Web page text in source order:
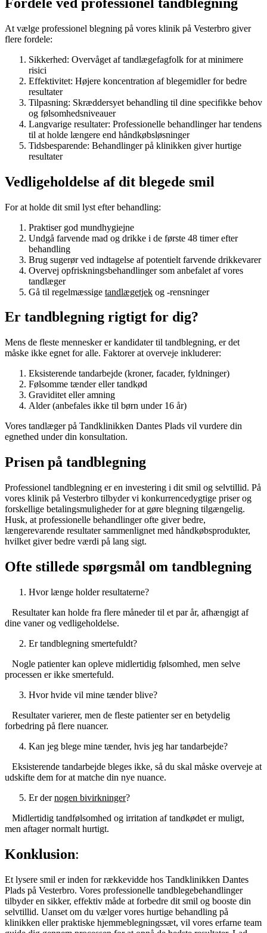
At vælge professionel blegning på vores klinik på Vesterbro giver
flere fordele:
Sikkerhed: Overvåget af tandlægefagfolk for at minimere
risici
Effektivitet: Højere koncentration af blegemidler for bedre
resultater
Tilpasning: Skræddersyet behandling til dine specifikke behov
og følsomhedsniveauer
Langvarige resultater: Professionelle behandlinger har tendens
til at holde længere end håndkøbsløsninger
Tidsbesparende: Behandlinger på klinikken giver hurtige
resultater
Vedligeholdelse af dit blegede smil
For at holde dit smil lyst efter behandling:
Praktiser god mundhygiejne
Undgå farvende mad og drikke i de første 48 timer efter
behandling
Brug sugerør ved indtagelse af potentielt farvende drikkevarer
Overvej opfriskningsbehandlinger som anbefalet af vores
tandlæger
Gå til regelmæssige tandlægetjek og -rensninger
Er tandblegning rigtigt for dig?
Mens de fleste mennesker er kandidater til tandblegning, er det
måske ikke egnet for alle. Faktorer at overveje inkluderer:
Eksisterende tandarbejde (kroner, facader, fyldninger)
Følsomme tænder eller tandkød
Graviditet eller amning
Alder (anbefales ikke til børn under 16 år)
Vores tandlæger på Tandklinikken Dantes Plads vil vurdere din
egnethed under din konsultation.
Prisen på tandblegning
Professionel tandblegning er en investering i dit smil og selvtillid. På
vores klinik på Vesterbro tilbyder vi konkurrencedygtige priser og
forskellige betalingsmuligheder for at gøre blegning tilgængelig.
Husk, at professionelle behandlinger ofte giver bedre,
længerevarende resultater sammenlignet med håndkøbsprodukter,
hvilket giver bedre værdi på lang sigt.
Ofte stillede spørgsmål om tandblegning
Hvor længe holder resultaterne?
Resultater kan holde fra flere måneder til et par år, afhængigt af
dine vaner og vedligeholdelse.
Er tandblegning smertefuldt?
Nogle patienter kan opleve midlertidig følsomhed, men selve
processen er ikke smertefuld.
Hvor hvide vil mine tænder blive?
Resultater varierer, men de fleste patienter ser en betydelig
forbedring på flere nuancer.
Kan jeg blege mine tænder, hvis jeg har tandarbejde?
Eksisterende tandarbejde bleges ikke, så du skal måske overveje at
udskifte dem for at matche din nye nuance.
Er dernogen bivirkninger?
Midlertidig tandfølsomhed og irritation af tandkødet er muligt,
men aftager normalt hurtigt.
Konklusion:
Et lysere smil er inden for rækkevidde hos Tandklinikken Dantes
Plads på Vesterbro. Vores professionelle tandblegebehandlinger
tilbyder en sikker, effektiv måde at forbedre dit smil og booste din
selvtillid. Uanset om du vælger vores hurtige behandling på
klinikken eller praktiske hjemmeblegningssæt, vil vores erfarne team